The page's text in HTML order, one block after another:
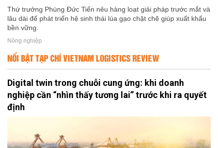
Thứ trưởng Phùng Đức Tiến nêu hàng loạt giải pháp trước mắt và
lâu dài để phát triển hệ sinh thái lúa gạo chặt chẽ giúp xuất khẩu
bền vững.
Nông nghiệp
NỔI BẬT TẠP CHÍ VIETNAM LOGISTICS REVIEW
Digital twin trong chuỗi cung ứng: khi doanh
nghiệp cần “nhìn thấy tương lai” trước khi ra quyết
định